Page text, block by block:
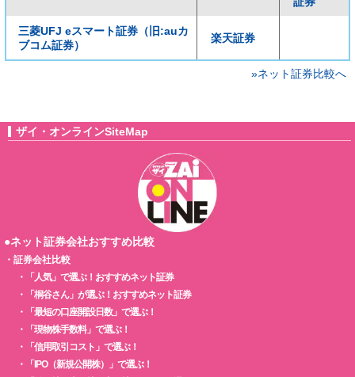
三菱UFJ eスマート証券（旧:auカ
ブコム証券）
楽天証券
»ネット証券比較へ
ザイ・オンラインSiteMap
●ネット証券会社おすすめ比較
・ 証券会社比較
・
「人気」で選ぶ！おすすめネット証券
・
「桐谷さん」が選ぶ！おすすめネット証券
・
「最短の口座開設日数」で選ぶ！
・
「現物株手数料」で選ぶ！
・
「信用取引コスト」で選ぶ！
・
「IPO（新規公開株）」で選ぶ！